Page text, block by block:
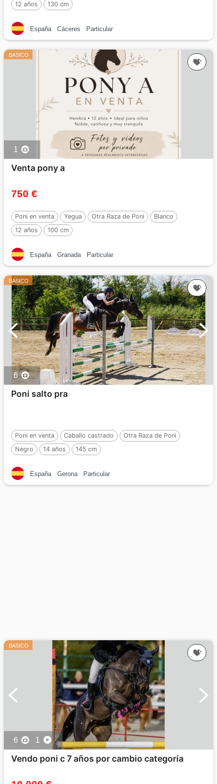
12 años
130 cm
España Cáceres Particular
BASICO
1
Venta pony a
750 €
Poni en venta Yegua Otra Raza de Poni
Blanco
12 años
100 cm
España Granada Particular
BASICO
6
Poni salto pra
Poni en venta Caballo castrado
Otra Raza de Poni
Negro
14 años 145 cm
España Gerona Particular
BASICO
6 1
Vendo poni c 7 años por cambio categoría